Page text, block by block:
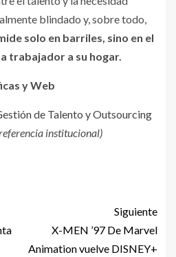
blindado y, sobre todo,
solo en barriles, sino en el
trabajador a su hogar.
y Web
de Talento y Outsourcing
institucional)
Siguiente
X-MEN ’97 De Marvel
Animation vuelve DISNEY+